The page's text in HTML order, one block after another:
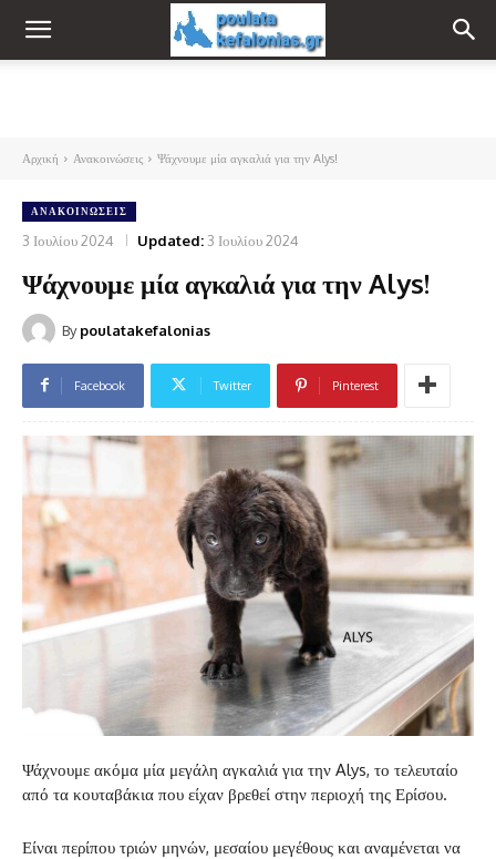
Αρχική Ανακοινώσεις Ψάχνουμε μία αγκαλιά για την Alys!
ΑΝΑΚΟΙΝΏΣΕΙΣ
3 Ιουλίου 2024 Updated: 3 Ιουλίου 2024
Ψάχνουμε μία αγκαλιά για την Alys!
By poulatakefalonias
Facebook Twitter Pinterest
Ψάχνουμε ακόμα μία μεγάλη αγκαλιά για την Alys, το τελευταίο
από τα κουταβάκια που είχαν βρεθεί στην περιοχή της Ερίσου.
Είναι περίπου τριών μηνών, μεσαίου μεγέθους και αναμένεται να